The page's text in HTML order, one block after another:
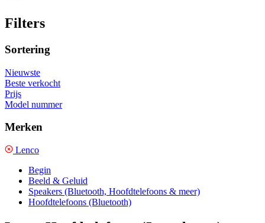
Filters
Sortering
Nieuwste
Beste verkocht
Prijs
Model nummer
Merken
Lenco
Begin
Beeld & Geluid
Speakers (Bluetooth, Hoofdtelefoons & meer)
Hoofdtelefoons (Bluetooth)